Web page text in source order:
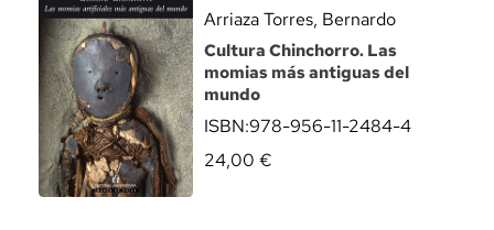
Arriaza Torres, Bernardo
Cultura Chinchorro. Las
momias más antiguas del
mundo
ISBN:978-956-11-2484-4
24,00 €